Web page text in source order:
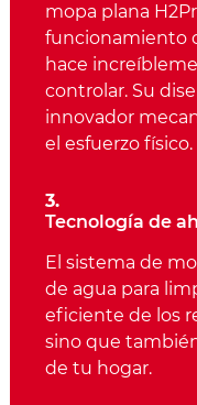
mopa plana
funcionamiento
hace
controlar. Su
innovador
el esfuerzo físico.
3.
Tecnología de
El sistema de
de agua para
eficiente de los
sino que
de tu hogar.